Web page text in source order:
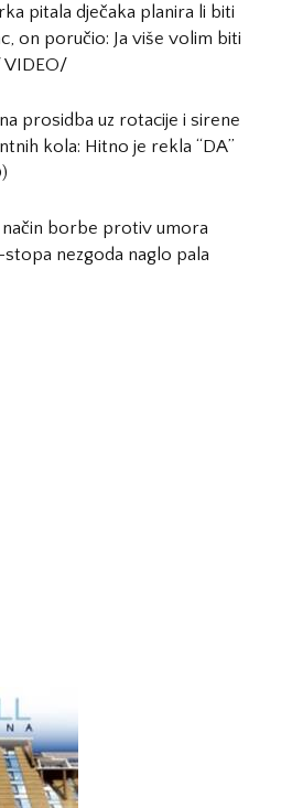
pitala dječaka planira li biti
on poručio: Ja više volim biti
VIDEO/
prosidba uz rotacije i sirene
kola: Hitno je rekla “DA”
način borbe protiv umora
nezgoda naglo pala